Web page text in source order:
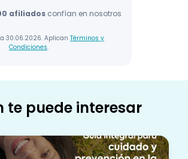
afiliadosconfían en nosotros
30.06.2026. Aplican Términos y
Condiciones.
te puede interesar